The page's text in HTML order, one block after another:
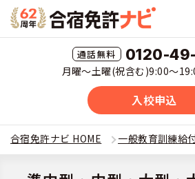
0120-
月曜〜土曜(祝含む)9:00〜
入校申込
HOME
教習所一覧
運転免許の種類(車種)を選
合宿免許ナビ HOME 一般教育訓練給